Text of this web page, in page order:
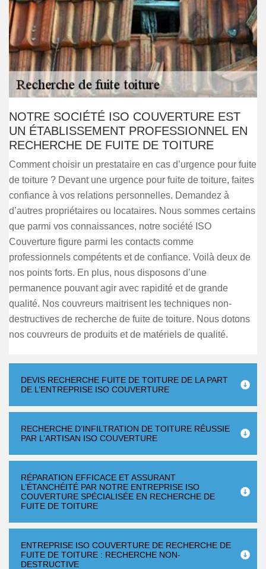
NOTRE SOCIÉTÉ ISO COUVERTURE EST
UN ÉTABLISSEMENT PROFESSIONNEL EN
RECHERCHE DE FUITE DE TOITURE
Comment choisir un prestataire en cas d’urgence pour fuite
de toiture ? Devant une urgence pour fuite de toiture, faites
confiance à vos relations personnelles. Demandez à
d’autres propriétaires ou locataires. Nous sommes certains
que parmi vos connaissances, notre société ISO
Couverture figure parmi les contacts comme
professionnels compétents et de confiance. Voilà deux de
nos points forts. En plus, nous disposons d’une
permanence pouvant agir avec rapidité et de grande
qualité. Nos couvreurs maitrisent les techniques non-
destructives de recherche de fuite de toiture. Nous dotons
nos couvreurs de produits et de matériels de qualité.
DEVIS RECHERCHE FUITE DE TOITURE DE LA PART
DE L’ENTREPRISE ISO COUVERTURE
RECHERCHE D’INFILTRATION DE TOITURE RÉUSSIE
PAR L’ARTISAN ISO COUVERTURE
RÉPARATION EFFICACE ET ASSURANT
L’ÉTANCHÉITÉ PAR NOTRE ENTREPRISE ISO
COUVERTURE SPÉCIALISÉE EN RECHERCHE DE
FUITE DE TOITURE
ENTREPRISE ISO COUVERTURE DE RECHERCHE DE
FUITE DE TOITURE : RECHERCHE NON-
DESTRUCTIVE